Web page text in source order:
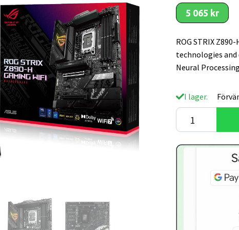
5 065 kr
ROG STRIX
technologies
Neural
I lager.